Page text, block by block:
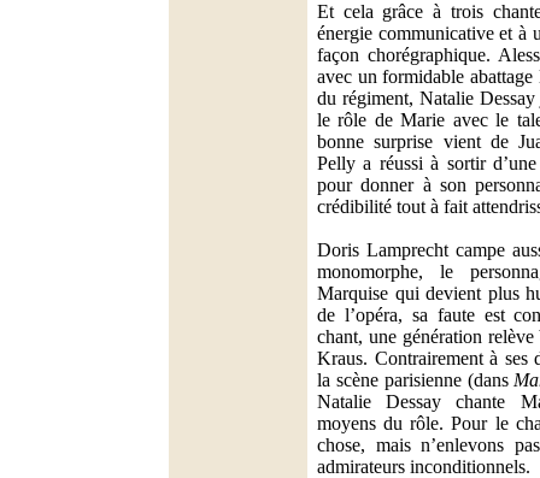
Et cela grâce à trois
énergie communicative et à
façon chorégraphique.
avec un formidable abattage
du régiment, Natalie
le rôle de Marie avec le
bonne surprise vient de
Pelly a réussi à sortir
pour donner à son
crédibilité tout à fait
Doris Lamprecht campe
monomorphe, le
Marquise qui devient plus
de l’opéra, sa faute est
chant, une génération
Kraus. Contrairement à ses
la scène parisienne (dans
Natalie Dessay chante
moyens du rôle. Pour le
chose, mais n’enlevons
admirateurs inconditionnels.